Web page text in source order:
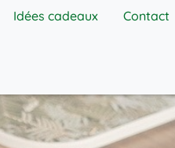
Idées cadeaux Contact